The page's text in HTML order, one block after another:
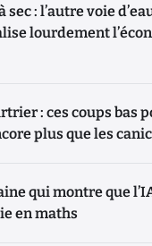
sec : l’autre voie
lourdement
: ces coups bas
plus que les
qui montre que
en maths